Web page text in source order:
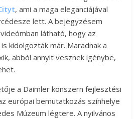
, ami a maga eleganciájával
lett. A bejegyzésem
látható, hogy az
kidolgozták már. Maradnak a
abból annyit vesznek igénybe,
a Daimler konszern fejlesztési
európai bemutatkozás színhelye
Múzeum légtere. A nyilvános